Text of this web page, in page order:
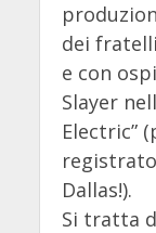
dei
e con
Slayer
Electric”
Dallas!).
Si tratta